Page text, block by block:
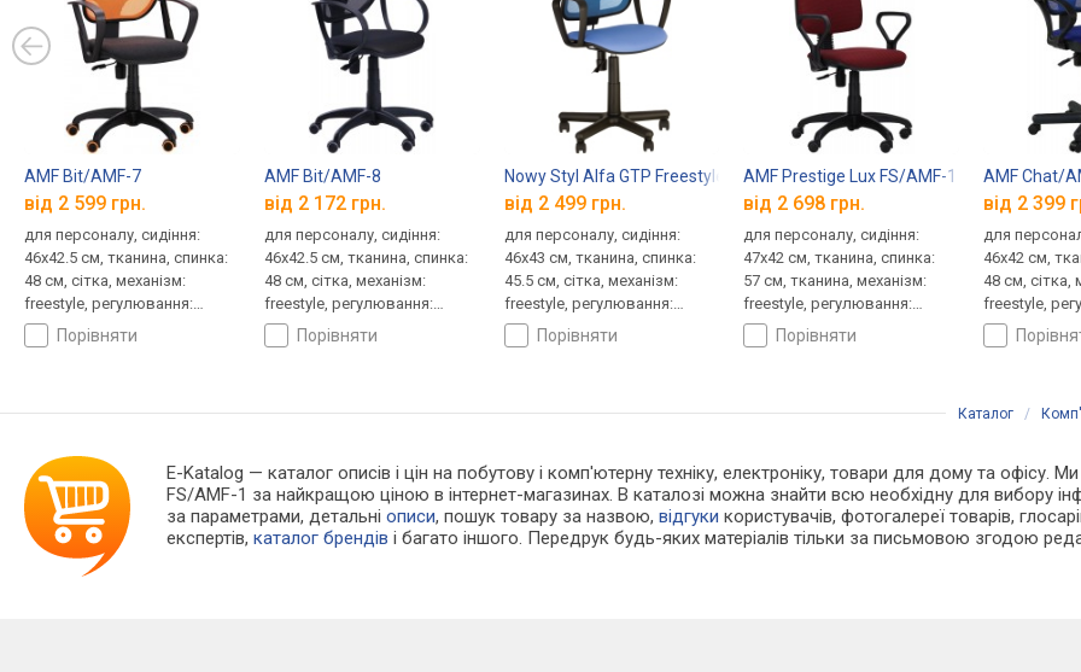
AMF Bit/AMF-7
від 2 599 грн.
для персоналу, сидіння:
46x42.5 см, тканина, спинка:
48 см, сітка, механізм:
freestyle, регулювання:
висоти, жорсткості
порівняти
AMF Bit/AMF-8
від 2 172 грн.
для персоналу, сидіння:
46x42.5 см, тканина, спинка:
48 см, сітка, механізм:
freestyle, регулювання:
висоти, жорсткості
порівняти
Nowy Styl Alfa GTP Freestyle
від 2 499 грн.
для персоналу, сидіння:
46x43 см, тканина, спинка:
45.5 см, сітка, механізм:
freestyle, регулювання:
висоти, глибини, жорсткості
порівняти
AMF Prestige Lux FS/AMF-1
від 2 698 грн.
для персоналу, сидіння:
47x42 см, тканина, спинка:
57 см, тканина, механізм:
freestyle, регулювання:
висоти, жорсткості
порівняти
AMF Chat/
від 2 399
для
46x42 см,
48 см, сітка,
freestyle,
висоти,
Каталог /
E-Katalog — каталог описів і цін на побутову і комп'ютерну техніку, електроніку, товари для дому та
FS/AMF-1 за найкращою ціною в інтернет-магазинах. В каталозі можна знайти всю необхідну для вибору
за параметрами, детальніописи, пошук товару за назвою,відгуки користувачів, фотогалереї товарів,
експертів,каталог брендів і багато іншого. Передрук будь-яких матеріалів тільки за письмовою згодою